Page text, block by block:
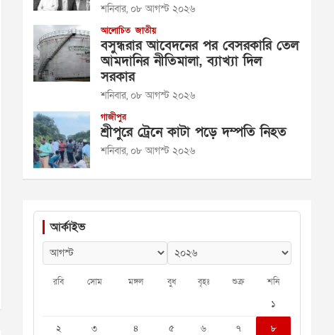
শনিবার, ০৮ আগস্ট ২০২৬
আলোচিত জাতীয়
বসুন্ধরার আবেদনের পর বেসরকারি তেল
আমদানির নীতিমালা, ব্যাখ্যা দিল
সরকার
শনিবার, ০৮ আগস্ট ২০২৬
গাজীপুর
শ্রীপুরে ট্রেনে কাটা পড়ে দম্পতি নিহত
শনিবার, ০৮ আগস্ট ২০২৬
আর্কাইভ
রবি সোম মঙ্গল বুধ বৃহঃ শুক্র শনি
১
২
৩ ৪ ৫ ৬ ৭ ৮